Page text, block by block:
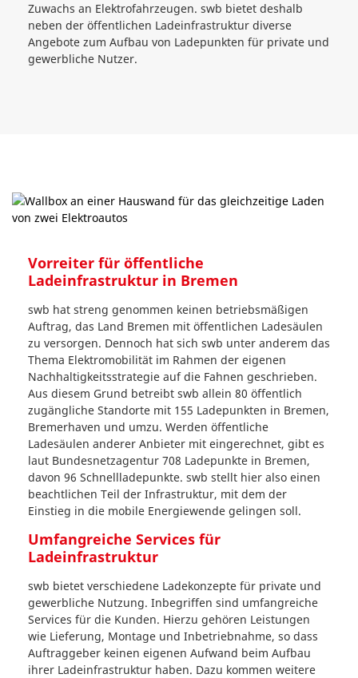
Zuwachs an Elektrofahrzeugen. swb bietet deshalb
neben der öffentlichen Ladeinfrastruktur diverse
Angebote zum Aufbau von Ladepunkten für private und
gewerbliche Nutzer.
Vorreiter für öffentliche
Ladeinfrastruktur in Bremen
swb hat streng genommen keinen betriebsmäßigen
Auftrag, das Land Bremen mit öffentlichen Ladesäulen
zu versorgen. Dennoch hat sich swb unter anderem das
Thema Elektromobilität im Rahmen der eigenen
Nachhaltigkeitsstrategie auf die Fahnen geschrieben.
Aus diesem Grund betreibt swb allein 80 öffentlich
zugängliche Standorte mit 155 Ladepunkten in Bremen,
Bremerhaven und umzu. Werden öffentliche
Ladesäulen anderer Anbieter mit eingerechnet, gibt es
laut Bundesnetzagentur 708 Ladepunkte in Bremen,
davon 96 Schnellladepunkte. swb stellt hier also einen
beachtlichen Teil der Infrastruktur, mit dem der
Einstieg in die mobile Energiewende gelingen soll.
Umfangreiche Services für
Ladeinfrastruktur
swb bietet verschiedene Ladekonzepte für private und
gewerbliche Nutzung. Inbegriffen sind umfangreiche
Services für die Kunden. Hierzu gehören Leistungen
wie Lieferung, Montage und Inbetriebnahme, so dass
Auftraggeber keinen eigenen Aufwand beim Aufbau
ihrer Ladeinfrastruktur haben. Dazu kommen weitere